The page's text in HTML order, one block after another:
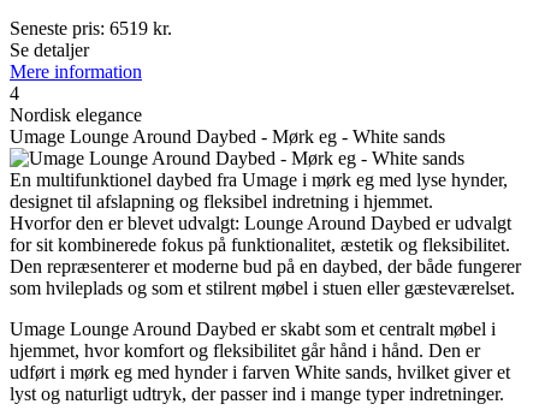
Seneste pris: 6519 kr.
Se detaljer
Mere information
4
Nordisk elegance
Umage Lounge Around Daybed - Mørk eg - White sands
En multifunktionel daybed fra Umage i mørk eg med lyse hynder,
designet til afslapning og fleksibel indretning i hjemmet.
Hvorfor den er blevet udvalgt: Lounge Around Daybed er udvalgt
for sit kombinerede fokus på funktionalitet, æstetik og fleksibilitet.
Den repræsenterer et moderne bud på en daybed, der både fungerer
som hvileplads og som et stilrent møbel i stuen eller gæsteværelset.
Umage Lounge Around Daybed er skabt som et centralt møbel i
hjemmet, hvor komfort og fleksibilitet går hånd i hånd. Den er
udført i mørk eg med hynder i farven White sands, hvilket giver et
lyst og naturligt udtryk, der passer ind i mange typer indretninger.